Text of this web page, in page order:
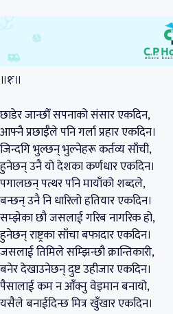
॥१ः॥
छाडेर जान्छौँ सपनाको संसार एकदिन,
आफ्नै प्रछाईँले पनि गर्ला प्रहार एकदिन।
जिन्दगि भुल्छन् भुल्नेहरू कर्तव्य साँची,
हुनेछन् उनै यो देशका कर्णधार एकदिन।
पगालछन् पत्थर पनि मायाँको शब्दले,
बन्छन् उनै नि धारिलो हतियार एकदिन।
सम्झेका छौ जसलाई गरिब नागरिक हो,
हुनेछन् राष्ट्रका साँचा बफादार एकदिन।
जसलाई तिमिले सम्झिन्छौ क्रान्तिकारी,
बनेर देखाउनेछन् दुष्ट उहीजार एकदिन।
पैसालाई कम न आँक्नु वेइमान बनायो,
यसैले बनाईदिन्छ मित्र खुँखार एकदिन।